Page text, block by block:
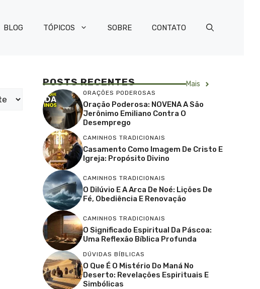
BLOG TÓPICOS SOBRE CONTATO
POSTS RECENTES Mais
ORAÇÕES PODEROSAS
Oração Poderosa: NOVENA A São
Jerônimo Emiliano Contra O
Desemprego
CAMINHOS TRADICIONAIS
Casamento Como Imagem De Cristo E
Igreja: Propósito Divino
CAMINHOS TRADICIONAIS
O Dilúvio E A Arca De Noé: Lições De
Fé, Obediência E Renovação
CAMINHOS TRADICIONAIS
O Significado Espiritual Da Páscoa:
Uma Reflexão Bíblica Profunda
DÚVIDAS BÍBLICAS
O Que É O Mistério Do Maná No
Deserto: Revelações Espirituais E
Simbólicas